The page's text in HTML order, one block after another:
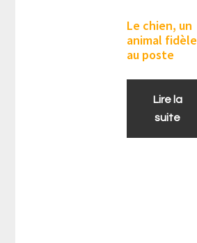
Le chien, un
animal fidèle
au poste
Lire la
suite